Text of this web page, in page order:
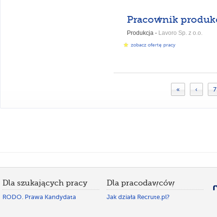
Pracownik
Produkcja - Lavoro Sp. z o.o.
zobacz ofertę pracy
« ‹ 7
Dla szukających pracy
RODO. Prawa Kandydata
Dla pracodawców
Jak działa Recrute.pl?